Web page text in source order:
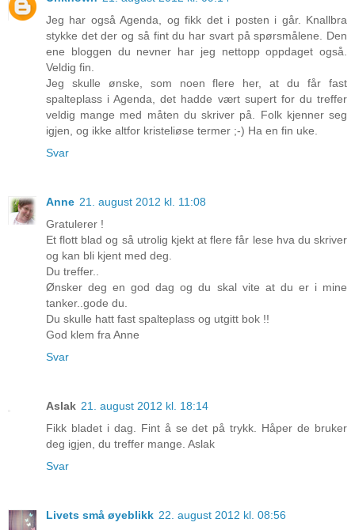
Jeg har også Agenda, og fikk det i posten i går. Knallbra
stykke det der og så fint du har svart på spørsmålene. Den
ene bloggen du nevner har jeg nettopp oppdaget også.
Veldig fin.
Jeg skulle ønske, som noen flere her, at du får fast
spalteplass i Agenda, det hadde vært supert for du treffer
veldig mange med måten du skriver på. Folk kjenner seg
igjen, og ikke altfor kristeliøse termer ;-) Ha en fin uke.
Svar
Anne 21. august 2012 kl. 11:08
Gratulerer !
Et flott blad og så utrolig kjekt at flere får lese hva du skriver
og kan bli kjent med deg.
Du treffer..
Ønsker deg en god dag og du skal vite at du er i mine
tanker..gode du.
Du skulle hatt fast spalteplass og utgitt bok !!
God klem fra Anne
Svar
Aslak 21. august 2012 kl. 18:14
Fikk bladet i dag. Fint å se det på trykk. Håper de bruker
deg igjen, du treffer mange. Aslak
Svar
Livets små øyeblikk 22. august 2012 kl. 08:56